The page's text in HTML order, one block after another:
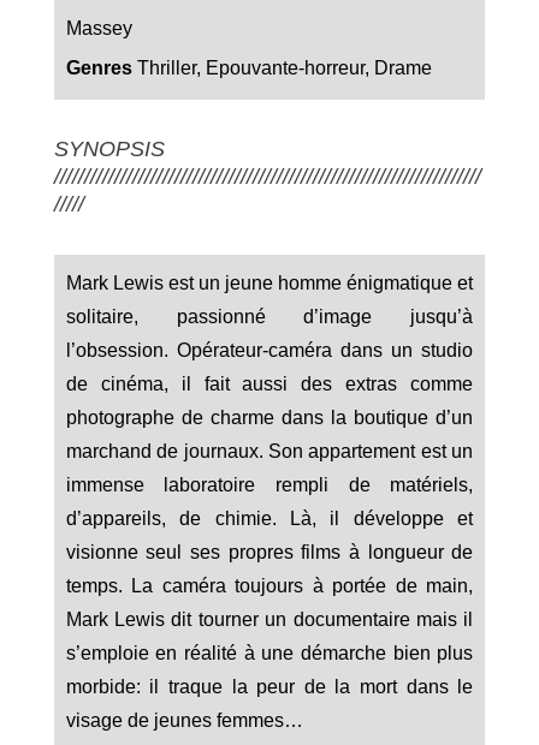
Massey
GenresThriller, Epouvante-horreur, Drame
SYNOPSIS
///////////////////////////////////////////////////////////////////////
/////
Mark Lewis est un jeune homme énigmatique et
solitaire, passionné d’image jusqu’à
l’obsession. Opérateur-caméra dans un studio
de cinéma, il fait aussi des extras comme
photographe de charme dans la boutique d’un
marchand de journaux. Son appartement est un
immense laboratoire rempli de matériels,
d’appareils, de chimie. Là, il développe et
visionne seul ses propres films à longueur de
temps. La caméra toujours à portée de main,
Mark Lewis dit tourner un documentaire mais il
s’emploie en réalité à une démarche bien plus
morbide: il traque la peur de la mort dans le
visage de jeunes femmes…